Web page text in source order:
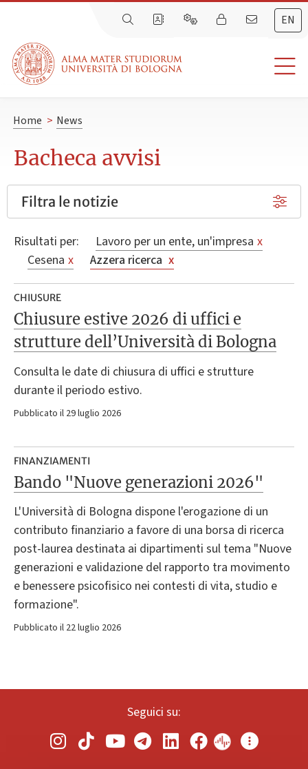
EN
Home > News
Bacheca avvisi
Filtra le notizie
Risultati per: Lavoro per un ente, un'impresa x
Cesena x Azzera ricerca x
CHIUSURE
Chiusure estive 2026 di uffici e
strutture dell’Università di Bologna
Consulta le date di chiusura di uffici e strutture
durante il periodo estivo.
Pubblicato il 29 luglio 2026
FINANZIAMENTI
Bando "Nuove generazioni 2026"
​​​​L'Università di Bologna dispone l'erogazione di un
contributo finanziario a favore di una borsa di ricerca
post-laurea destinata ai dipartimenti sul tema "Nuove
generazioni e validazione del rapporto tra movimento
e benessere psicofisico nei contesti di vita, studio e
formazione".
Pubblicato il 22 luglio 2026
Seguici su: